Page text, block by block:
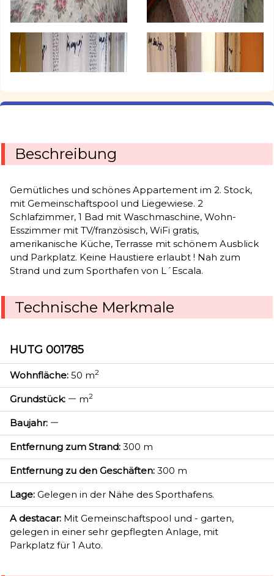
Beschreibung
Gemütliches und schönes Appartement im 2. Stock,
mit Gemeinschaftspool und Liegewiese. 2
Schlafzimmer, 1 Bad mit Waschmaschine, Wohn-
Esszimmer mit TV/französisch, WiFi gratis,
amerikanische Küche, Terrasse mit schönem Ausblick
und Parkplatz. Keine Haustiere erlaubt ! Nah zum
Strand und zum Sporthafen von L´Escala.
Technische Merkmale
HUTG 001785
Wohnfläche: 50 m2
Grundstück: m2
Baujahr:
Entfernung zum Strand: 300 m
Entfernung zu den Geschäften: 300 m
Lage: Gelegen in der Nähe des Sporthafens.
A destacar: Mit Gemeinschaftspool und - garten,
gelegen in einer sehr gepflegten Anlage, mit
Parkplatz für 1 Auto.